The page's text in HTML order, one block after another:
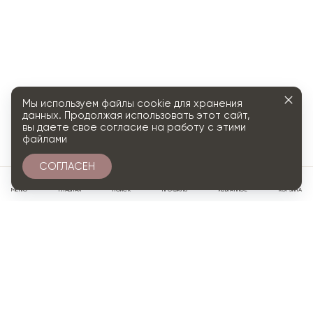
МЕНЮ ГЛАВНАЯ ПОИСК ПРОФИЛЬ ИЗБРАННОЕ КОРЗИНА
Мы используем файлы cookie для хранения
данных. Продолжая использовать этот сайт,
вы даете свое согласие на работу с этими
файлами
СОГЛАСЕН